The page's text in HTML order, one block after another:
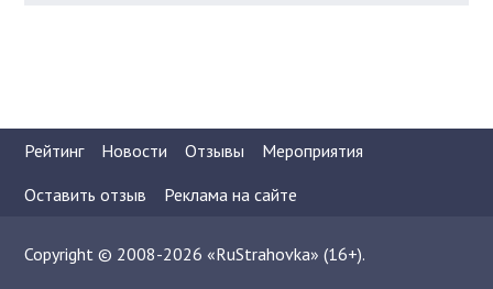
Рейтинг Новости Отзывы
Мероприятия
Оставить отзыв
Реклама на сайте
Copyright © 2008-2026 «RuStrahovka» (16+).